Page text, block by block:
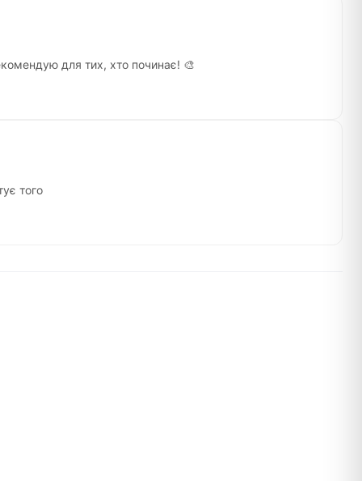
для тих, хто починає! 🎨
того